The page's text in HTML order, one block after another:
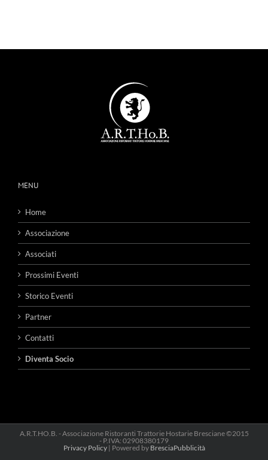
MENU
Home
Associazione
Associati
Prossimi Eventi
Storico Eventi
Partner
Contatti
Diventa Socio
A.R.T.HO.B. - Associazione Ristoranti Trattorie Hostarie Bresciane ©2015
- P.IVA: 02908380179
Privacy Policy| Powered by BresciaPubblicità